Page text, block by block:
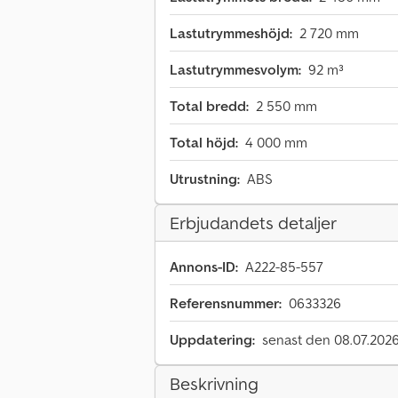
Lastutrymmeshöjd: 2 720 mm
Lastutrymmesvolym: 92 m³
Total bredd: 2 550 mm
Total höjd: 4 000 mm
Utrustning: ABS
Erbjudandets detaljer
Annons-ID: A222-85-557
Referensnummer: 0633326
Uppdatering: senast den
Beskrivning